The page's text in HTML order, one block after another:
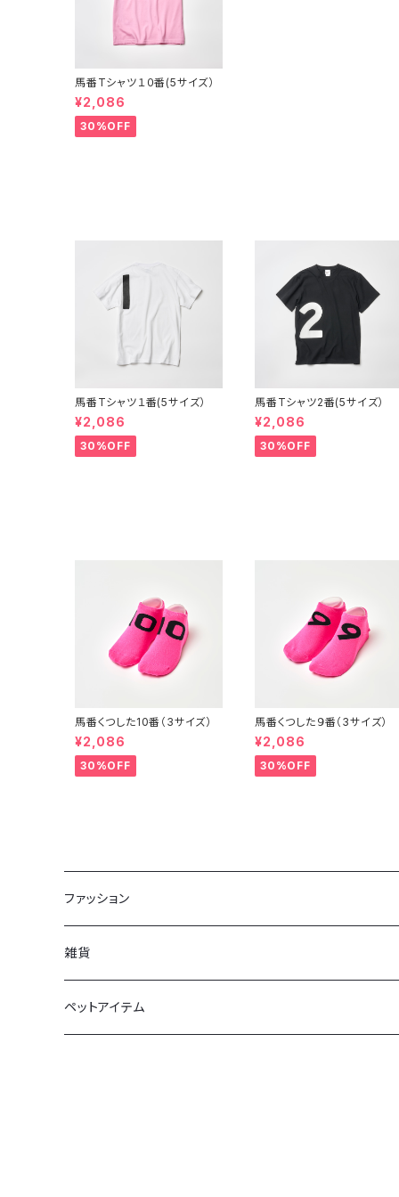
馬番Tシャツ１０番(5サイズ）
¥2,086
30%OFF
馬番Tシャツ１番(5サイズ）
¥2,086
30%OFF
馬番Tシャツ2番(5サイズ）
¥2,086
30%OFF
馬番くつした10番（3サイズ）
¥2,086
30%OFF
馬番くつした９番（3サイズ）
¥2,086
30%OFF
ファッション
Tシャツ
靴下
雑貨
馬券ケース
ペットアイテム